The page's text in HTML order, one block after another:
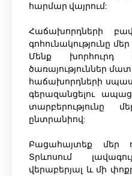
հարմար վայրում:
Հաճախորդների
գոհունակությունը
Մենք խորհուրդ
ծառայություններ
հաճախորդների
գերազանցելու
տարբերությունը
ընտրանիով:
Բացահայտեք մեր
Տրևոսում
վերաբերյալ և մի